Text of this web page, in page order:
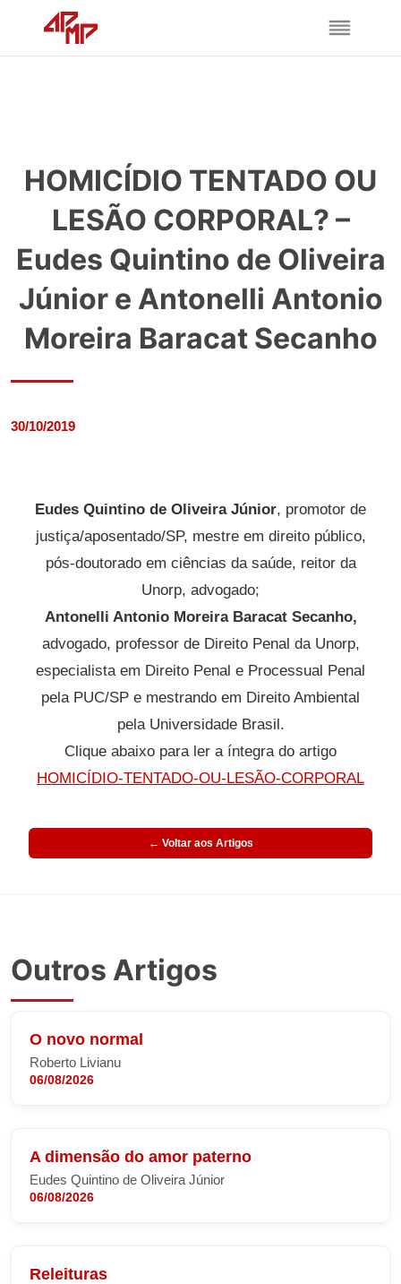
HOMICÍDIO TENTADO OU
LESÃO CORPORAL? –
Eudes Quintino de Oliveira
Júnior e Antonelli Antonio
Moreira Baracat Secanho
30/10/2019
Eudes Quintino de Oliveira Júnior, promotor de
justiça/aposentado/SP, mestre em direito público,
pós-doutorado em ciências da saúde, reitor da
Unorp, advogado;
Antonelli Antonio Moreira Baracat Secanho,
advogado, professor de Direito Penal da Unorp,
especialista em Direito Penal e Processual Penal
pela PUC/SP e mestrando em Direito Ambiental
pela Universidade Brasil.
Clique abaixo para ler a íntegra do artigo
HOMICÍDIO-TENTADO-OU-LESÃO-CORPORAL
← Voltar aos Artigos
Outros Artigos
O novo normal
Roberto Livianu
06/08/2026
A dimensão do amor paterno
Eudes Quintino de Oliveira Júnior
06/08/2026
Releituras